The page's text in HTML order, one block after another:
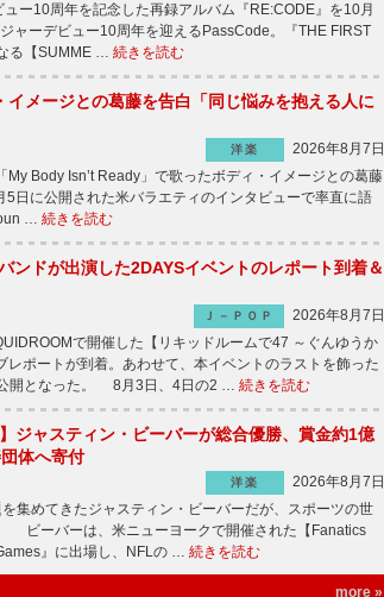
ー10周年を記念した再録アルバム『RE:CODE』を10月
ーデビュー10周年を迎えるPassCode。『THE FIRST
る【SUMME … 続きを読む
イメージとの葛藤を告白「同じ悩みを抱える人に
洋楽
2026年8月7日
Body Isn’t Ready」で歌ったボディ・イメージとの葛藤
日に公開された米バラエティのインタビューで率直に語
… 続きを読む
ンドが出演した2DAYSイベントのレポート到着＆
Ｊ－ＰＯＰ
2026年8月7日
で開催した【リキッドルームで47 ～ぐんゆうか
レポートが到着。あわせて、本イベントのラストを飾った
開となった。 8月3日、4日の2 … 続きを読む
ジャスティン・ビーバーが総合優勝、賞金約1億
体へ寄付
洋楽
2026年8月7日
集めてきたジャスティン・ビーバーだが、スポーツの世
ビーバーは、米ニューヨークで開催された【Fanatics
』に出場し、NFLの … 続きを読む
more »